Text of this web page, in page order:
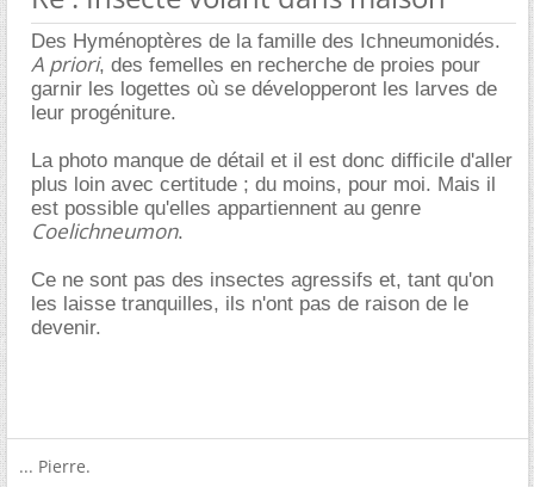
Des Hyménoptères de la famille des Ichneumonidés.
A priori, des femelles en recherche de proies pour
garnir les logettes où se développeront les larves de
leur progéniture.
La photo manque de détail et il est donc difficile d'aller
plus loin avec certitude ; du moins, pour moi. Mais il
est possible qu'elles appartiennent au genre
Coelichneumon.
Ce ne sont pas des insectes agressifs et, tant qu'on
les laisse tranquilles, ils n'ont pas de raison de le
devenir.
... Pierre.